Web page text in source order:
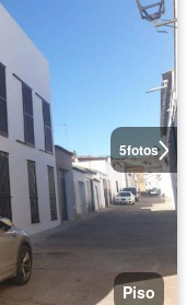
5fotos
Piso